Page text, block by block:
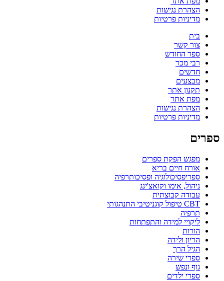
הצהרת נגישות
מדיניות פרטיות
בית
צור קשר
ספר החודש
רבי מכר
חדשים
מבצעים
תקנון אתר
מפת אתר
הצהרת נגישות
מדיניות פרטיות
ספרים
מפגש הפקת ספרים
אורח חיים בריא
ספריפסיכולוגיה ופסיכותרפיה
ניהול, אימו וקואצ'ינג
עבודה קבוצתית
CBT טיפול קוגניטיבי התנהגותי
תרפיה
ליקויי למידה והתפתחות
הורות
הריון ולידה
הגיל הרך
ספרי שירה
גוף ונפש
ספרי ילדים